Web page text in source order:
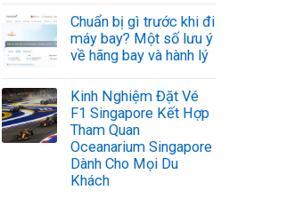
Chuẩn bị gì trước khi đi
máy bay? Một số lưu ý
về hãng bay và hành lý
Kinh Nghiệm Đặt Vé
F1 Singapore Kết Hợp
Tham Quan
Oceanarium Singapore
Dành Cho Mọi Du
Khách